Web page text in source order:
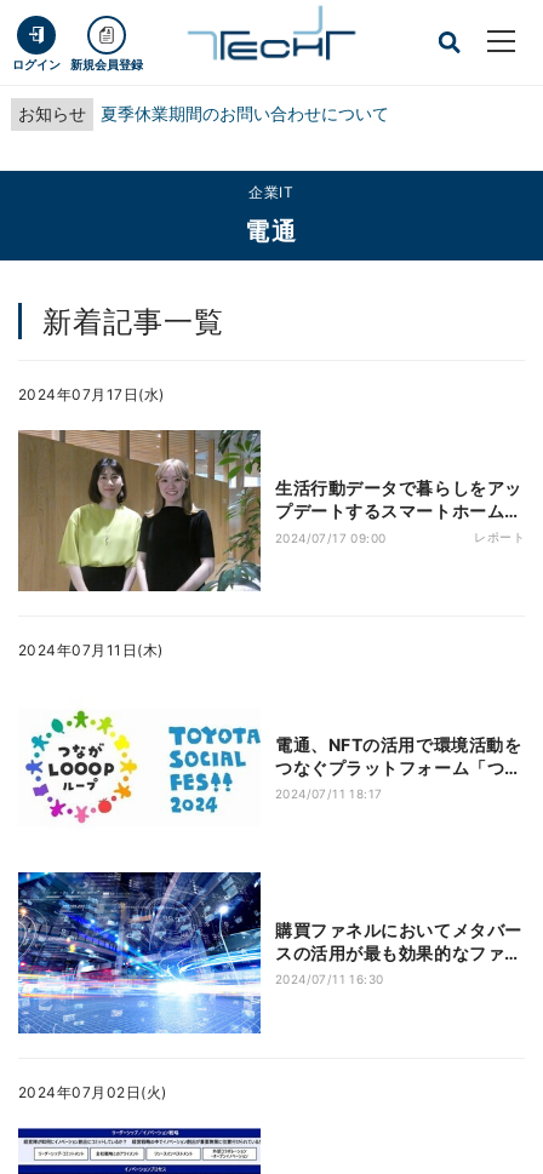
ログイン 新規会員登録
お知らせ 夏季休業期間のお問い合わせについて
企業IT
電通
新着記事一覧
2024年07月17日(水)
生活行動データで暮らしをアッ
プデートするスマートホームプ
ロジェクト「HAUS UPDATA」
2024/07/17 09:00 レポート
2024年07月11日(木)
電通、NFTの活用で環境活動を
つなぐプラットフォーム「つな
がLOOOP」提供開始
2024/07/11 18:17
購買ファネルにおいてメタバー
スの活用が最も効果的なファネ
ルを明確化、電通調査
2024/07/11 16:30
2024年07月02日(火)